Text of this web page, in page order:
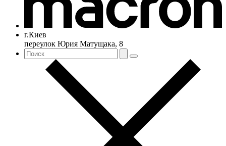
г.Киев
переулок Юрия Матущака, 8